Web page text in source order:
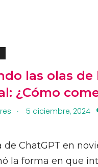
las olas
¿Cómo
. 5 diciembre, 2024
de ChatGPT en
la forma en que